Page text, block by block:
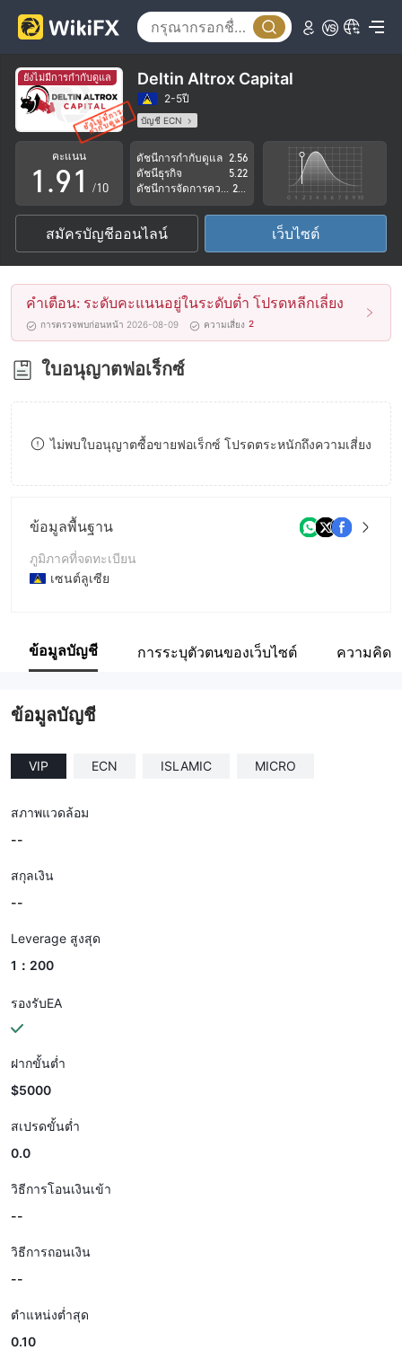
ยังไม่มีการกำกับดูแล Deltin Altrox Capital
2-5ปี
บัญชี ECN
ใบอนุญาตในการกำกับดูแลกำลังถูกตั้งข้อสงสัย
กลุ่มธุรกิจที่ต้องสงสัย
ระวังความเสี่ยงอันตรายที่อาจจะซ่อนอยู่
คะแนน
0
1
2
3
4
5
6
7
8
.
5
6
7
8
9
0
1
2
3
4
5
6
7
8
/10
ดัชนีการกำกับดูแล 2.56
ดัชนีธุรกิจ
5.22
สมัครบัญชีออนไลน์ เว็บไซต์
คำเตือน: ระดับคะแนนอยู่ในระดับต่ำ โปรดหลีกเลี่ยง
การตรวจพบก่อนหน้า 2026-08-09 ความเสี่ยง 2
ใบอนุญาตฟอเร็กซ์
ไม่พบใบอนุญาตซื้อขายฟอเร็กซ์ โปรดตระหนักถึงความเสี่ยง
ข้อมูลพื้นฐาน
ภูมิภาคที่จดทะเบียน
เซนต์ลูเซีย
ชื่อบริษัท
ข้อมูลบัญชี การระบุตัวตนของเว็บไซต์ ความคิดเ
ข้อมูลบัญชี
VIP ECN ISLAMIC MICRO
สภาพแวดล้อม
--
สกุลเงิน
--
Leverage สูงสุด
1：200
รองรับEA
ฝากขั้นต่ำ
$5000
สเปรดขั้นต่ำ
0.0
วิธีการโอนเงินเข้า
--
วิธีการถอนเงิน
--
ตำแหน่งต่ำสุด
0.10